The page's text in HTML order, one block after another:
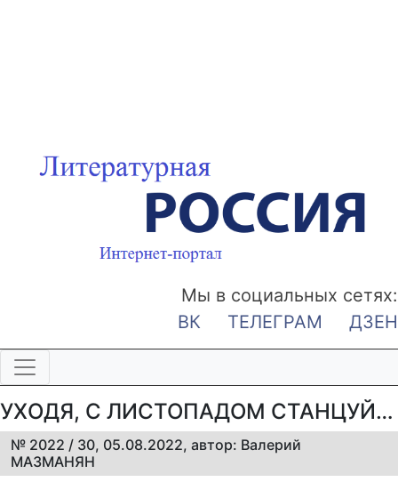
Мы в социальных сетях:
ВК
ТЕЛЕГРАМ ДЗЕН
УХОДЯ, С ЛИСТОПАДОМ СТАНЦУЙ…
№ 2022 / 30, 05.08.2022, автор: Валерий
МАЗМАНЯН